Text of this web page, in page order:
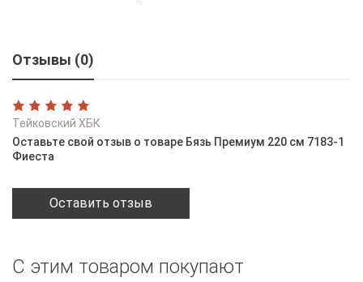
Отзывы (0)
Тейковский ХБК
Оставьте свой отзыв о товаре Бязь Премиум 220 см 7183-1
Фиеста
Оставить отзыв
С этим товаром покупают